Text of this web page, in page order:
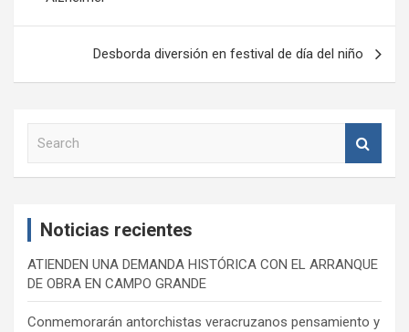
entradas
Desborda diversión en festival de día del niño
Noticias recientes
ATIENDEN UNA DEMANDA HISTÓRICA CON EL ARRANQUE
DE OBRA EN CAMPO GRANDE
Conmemorarán antorchistas veracruzanos pensamiento y